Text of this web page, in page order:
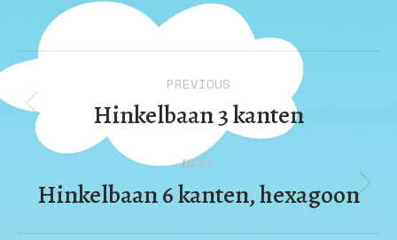
Album
navigation
PREVIOUS
Previous
album:
Hinkelbaan 3 kanten
NEXT
Next
Hinkelbaan 6 kanten, hexagoon